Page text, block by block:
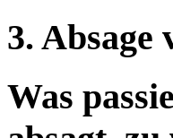
3. Absage
Was